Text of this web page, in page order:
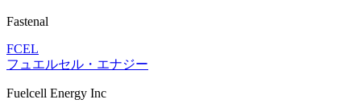
Fastenal
FCEL
フュエルセル・エナジー
Fuelcell Energy Inc